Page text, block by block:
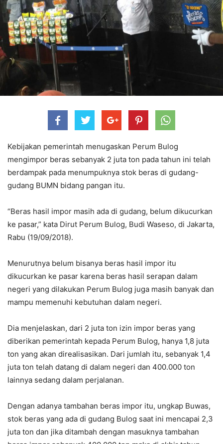
Kebijakan pemerintah menugaskan Perum Bulog
mengimpor beras sebanyak 2 juta ton pada tahun ini telah
berdampak pada menumpuknya stok beras di gudang-
gudang BUMN bidang pangan itu.
“Beras hasil impor masih ada di gudang, belum dikucurkan
ke pasar,” kata Dirut Perum Bulog, Budi Waseso, di Jakarta,
Rabu (19/09/2018).
Menurutnya belum bisanya beras hasil impor itu
dikucurkan ke pasar karena beras hasil serapan dalam
negeri yang dilakukan Perum Bulog juga masih banyak dan
mampu memenuhi kebutuhan dalam negeri.
Dia menjelaskan, dari 2 juta ton izin impor beras yang
diberikan pemerintah kepada Perum Bulog, hanya 1,8 juta
ton yang akan direalisasikan. Dari jumlah itu, sebanyak 1,4
juta ton telah datang di dalam negeri dan 400.000 ton
lainnya sedang dalam perjalanan.
Dengan adanya tambahan beras impor itu, ungkap Buwas,
stok beras yang ada di gudang Bulog saat ini mencapai 2,3
juta ton dan jika ditambah dengan masuknya tambahan